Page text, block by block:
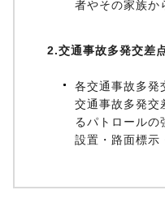
者やその家族か
2.交通事故多発交差
各交通事故多発
交通事故多発交
るパトロールの
設置・路面標示